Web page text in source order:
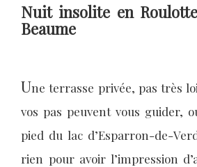
Nuit insolite en
Beaume
Une terrasse privée, pas très
vos pas peuvent vous guider,
pied du lac d’Esparron-de-
rien pour avoir l’impression